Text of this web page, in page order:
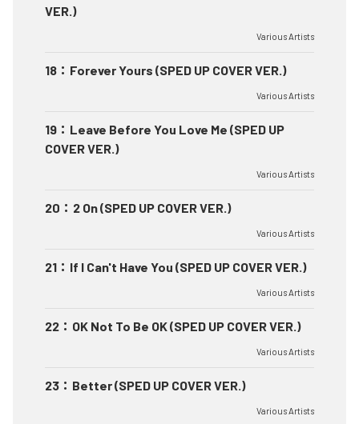
VER.)
Various Artists
18 ： Forever Yours (SPED UP COVER VER.)
Various Artists
19 ： Leave Before You Love Me (SPED UP
COVER VER.)
Various Artists
20 ： 2 On (SPED UP COVER VER.)
Various Artists
21 ： If I Can't Have You (SPED UP COVER VER.)
Various Artists
22 ： OK Not To Be OK (SPED UP COVER VER.)
Various Artists
23 ： Better (SPED UP COVER VER.)
Various Artists